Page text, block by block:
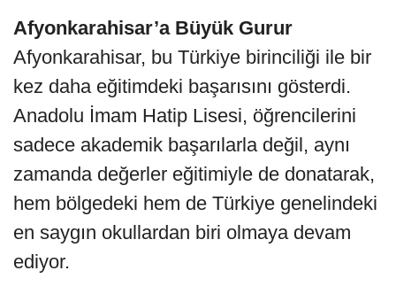
Afyonkarahisar’a Büyük Gurur
Afyonkarahisar, bu Türkiye birinciliği ile bir
kez daha eğitimdeki başarısını gösterdi.
Anadolu İmam Hatip Lisesi, öğrencilerini
sadece akademik başarılarla değil, aynı
zamanda değerler eğitimiyle de donatarak,
hem bölgedeki hem de Türkiye genelindeki
en saygın okullardan biri olmaya devam
ediyor.